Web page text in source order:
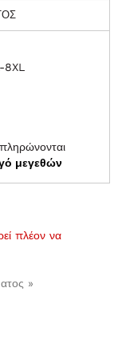
8XL
μεγεθών
πλέον να
»